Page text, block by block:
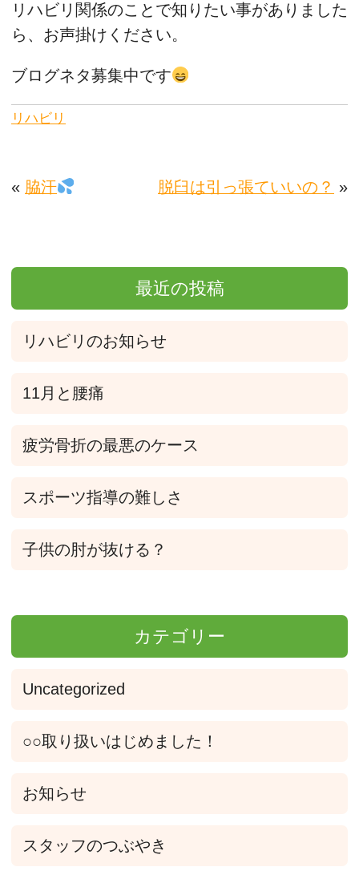
リハビリ関係のことで知りたい事がありました
ら、お声掛けください。
ブログネタ募集中です
リハビリ
« 脇汗 脱臼は引っ張ていいの？ »
最近の投稿
リハビリのお知らせ
11月と腰痛
疲労骨折の最悪のケース
スポーツ指導の難しさ
子供の肘が抜ける？
カテゴリー
Uncategorized
○○取り扱いはじめました！
お知らせ
スタッフのつぶやき